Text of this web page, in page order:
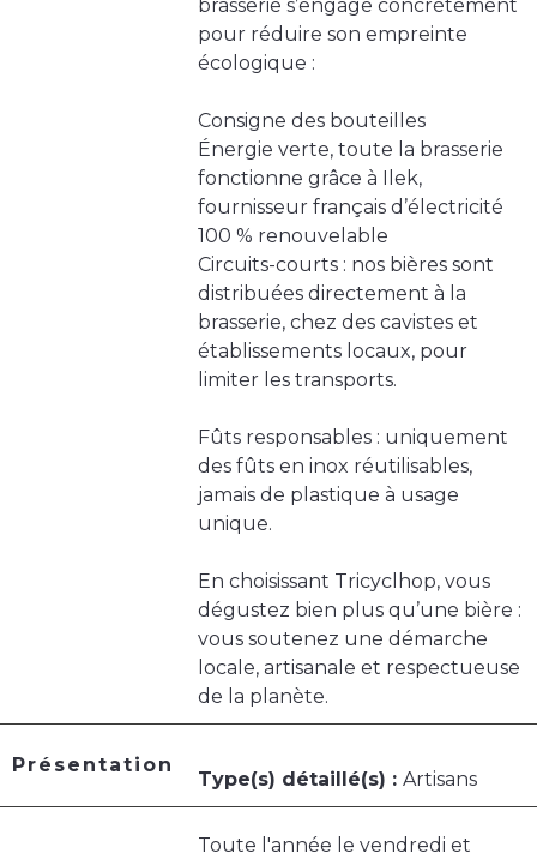
brasserie s’engage concrètement
pour réduire son empreinte
écologique :
Consigne des bouteilles
Énergie verte, toute la brasserie
fonctionne grâce à Ilek,
fournisseur français d’électricité
100 % renouvelable
Circuits-courts : nos bières sont
distribuées directement à la
brasserie, chez des cavistes et
établissements locaux, pour
limiter les transports.
Fûts responsables : uniquement
des fûts en inox réutilisables,
jamais de plastique à usage
unique.
En choisissant Tricyclhop, vous
dégustez bien plus qu’une bière :
vous soutenez une démarche
locale, artisanale et respectueuse
de la planète.
Présentation
Type(s) détaillé(s) : Artisans
Toute l'année le vendredi et